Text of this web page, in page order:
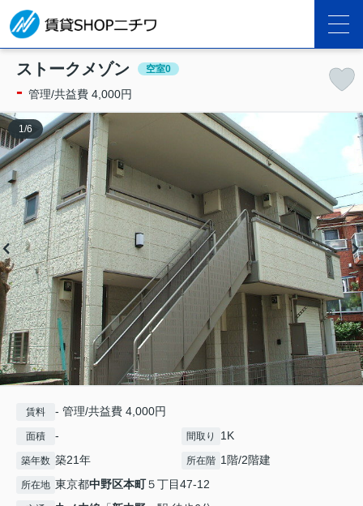
ストークメゾン 空室0
- 管理/共益費 4,000円
1 /6
賃料 - 管理/共益費 4,000円
面積 - 間取り 1K
築年数 築21年 所在階 1階/2階建
所在地 東京都中野区本町５丁目47-12